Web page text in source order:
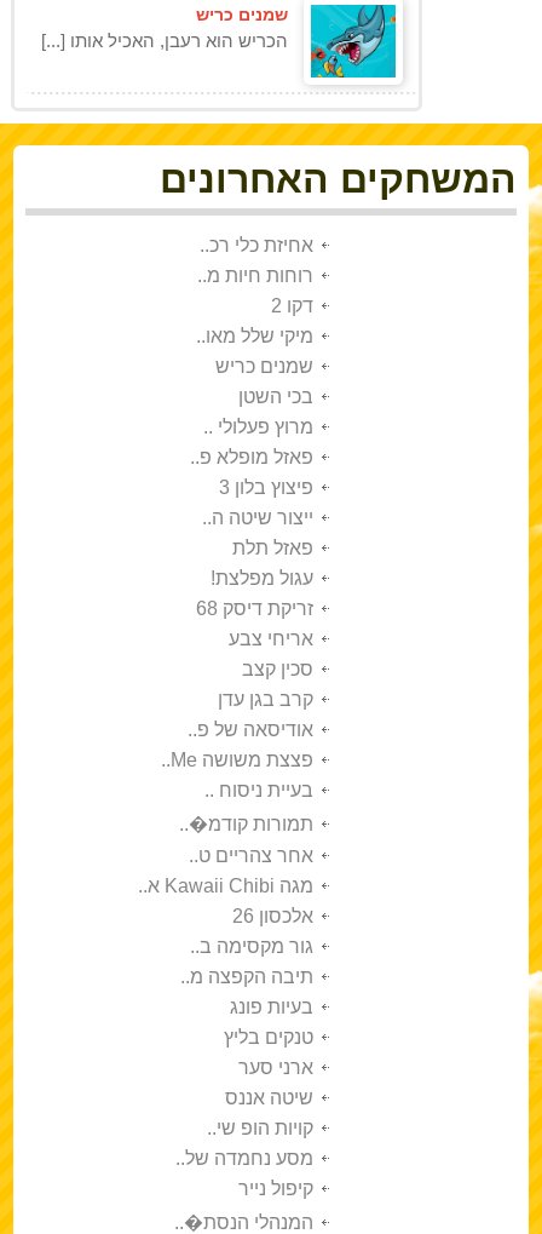
שמנים כריש
הכריש הוא רעבן, האכיל אותו [...]
המשחקים האחרונים
אחיזת כלי רכ..
רוחות חיות מ..
דקו 2
מיקי שלל מאו..
שמנים כריש
בכי השטן
מרוץ פעלולי ..
פאזל מופלא פ..
פיצוץ בלון 3
ייצור שיטה ה..
פאזל תלת
עגול מפלצת!
זריקת דיסק 68
אריחי צבע
סכין קצב
קרב בגן עדן
אודיסאה של פ..
פצצת משושה Me..
בעיית ניסוח ..
תמורות קודמ�..
אחר צהריים ט..
מגה Kawaii Chibi א..
אלכסון 26
גור מקסימה ב..
תיבה הקפצה מ..
בעיות פונג
טנקים בליץ
ארני סער
שיטה אננס
קויות הופ שי..
מסע נחמדה של..
קיפול נייר
המנהלי הנסת�..